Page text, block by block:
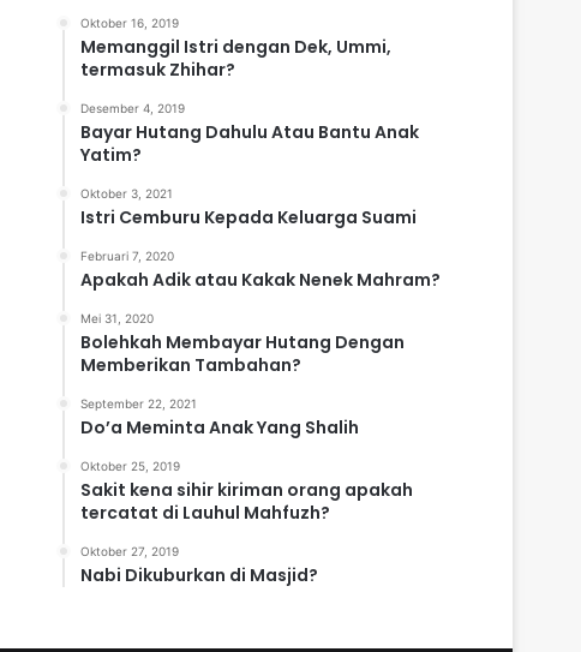
Oktober 16, 2019
Memanggil Istri dengan Dek, Ummi,
termasuk Zhihar?
Desember 4, 2019
Bayar Hutang Dahulu Atau Bantu Anak
Yatim?
Oktober 3, 2021
Istri Cemburu Kepada Keluarga Suami
Februari 7, 2020
Apakah Adik atau Kakak Nenek Mahram?
Mei 31, 2020
Bolehkah Membayar Hutang Dengan
Memberikan Tambahan?
September 22, 2021
Do’a Meminta Anak Yang Shalih
Oktober 25, 2019
Sakit kena sihir kiriman orang apakah
tercatat di Lauhul Mahfuzh?
Oktober 27, 2019
Nabi Dikuburkan di Masjid?